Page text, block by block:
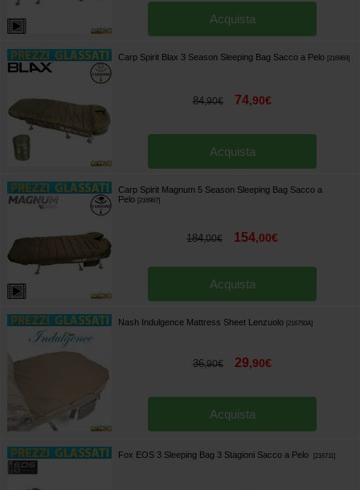
Acquista
Carp Spirit Blax 3 Season Sleeping Bag Sacco a Pelo [216969]
84,90€ 74,90€
Acquista
Carp Spirit Magnum 5 Season Sleeping Bag Sacco a
Pelo [216967]
184,00€ 154,00€
Acquista
Nash Indulgence Mattress Sheet Lenzuolo [216750A]
36,90€ 29,90€
Acquista
Fox EOS 3 Sleeping Bag 3 Stagioni Sacco a Pelo [216711]